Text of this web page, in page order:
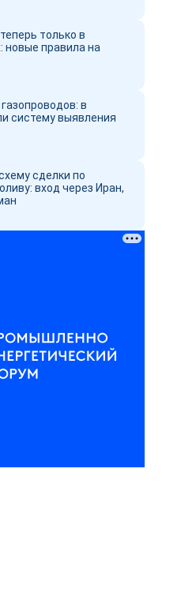
только в
новые правила на
в
систему выявления
сделки по
вход через Иран,